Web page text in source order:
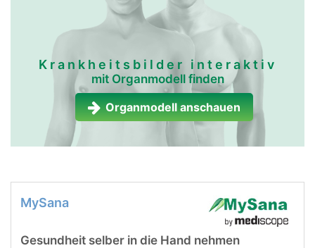
Krankheitsbilder interaktiv
mit Organmodell finden
Organmodell anschauen
MySana
Gesundheit selber in die Hand nehmen